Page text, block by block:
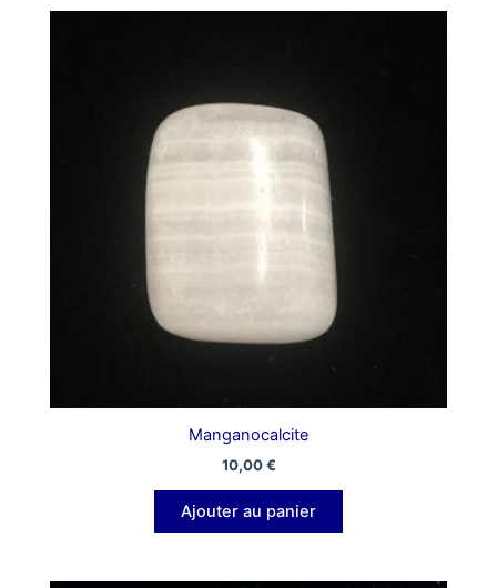
Manganocalcite
10,00€
Ajouter au panier